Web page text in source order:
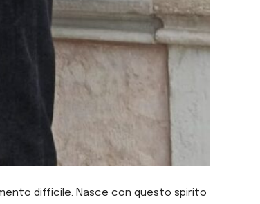
difficile. Nasce con questo spirito